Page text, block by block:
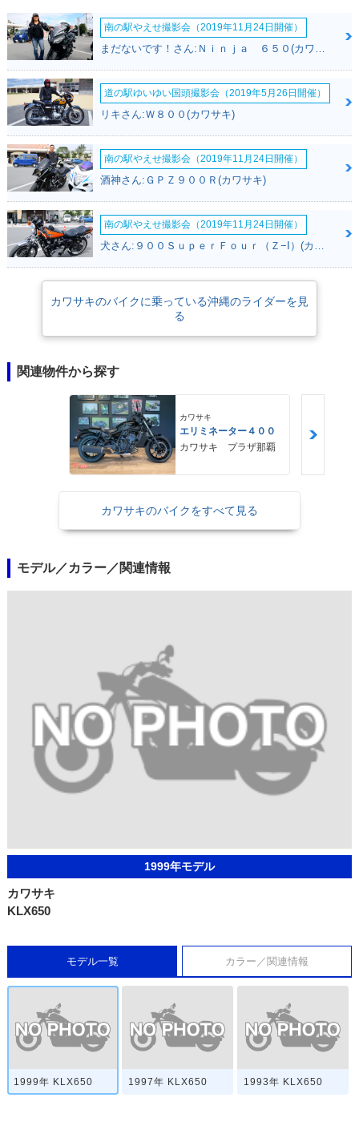
南の駅やえせ撮影会（2019年11月24日開催）
道の駅ゆいゆい国頭撮影会（2019年5月26日開催）
リキさん:Ｗ８００(カワサキ)
南の駅やえせ撮影会（2019年11月24日開催）
酒神さん:ＧＰＺ９００Ｒ(カワサキ)
南の駅やえせ撮影会（2019年11月24日開催）
カワサキのバイクに乗っている沖縄のライダーを見
る
関連物件から探す
カワサキ
エリミネーター４００
カワサキ プラザ那覇
カワサキのバイクをすべて見る
モデル／カラー／関連情報
1999年モデル
カワサキ
KLX650
モデル一覧 カラー／関連情報
1999年 KLX650 1997年 KLX650 1993年 KLX650